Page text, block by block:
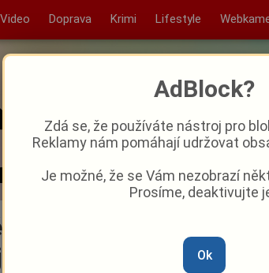
Video Doprava Krimi Lifestyle
na turnaji v Itálii
si finále
AdBlock?
Zdá se, že používáte nástroj pro
Reklamy nám pomáhají udržovat
Je možné, že se Vám nezobrazí
Prosíme, deaktivujte
Ok